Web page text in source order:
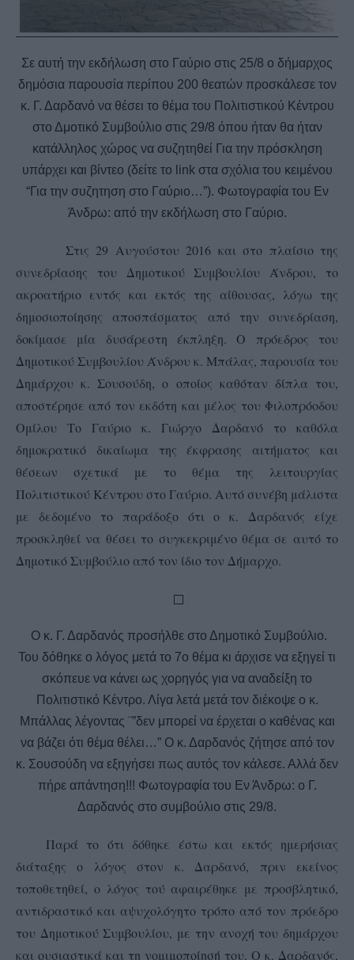
Σε αυτή την εκδήλωση στο Γαύριο στις 25/8 ο δήμαρχος
δημόσια παρουσία περίπου 200 θεατών προσκάλεσε τον
κ. Γ. Δαρδανό να θέσει το θέμα του Πολιτιστικού Κέντρου
στο Δμοτικό Συμβούλιο στις 29/8 όπου ήταν θα ήταν
κατάλληλος χώρος να συζητηθεί Για την πρόσκληση
υπάρχει και βίντεο (δείτε το link στα σχόλια του κειμένου
“Για την συζητηση στο Γαύριο…”). Φωτογραφία του Εν
Άνδρω: από την εκδήλωση στο Γαύριο.
Στις 29 Αυγούστου 2016 και στο πλαίσιο της
συνεδρίασης του Δημοτικού Συμβουλίου Άνδρου, το
ακροατήριο εντός και εκτός της αίθουσας, λόγω της
δημοσιοποίησης αποσπάσματος από την συνεδρίαση,
δοκίμασε μία δυσάρεστη έκπληξη. Ο πρόεδρος του
Δημοτικού Συμβουλίου Άνδρου κ. Μπάλας, παρουσία του
Δημάρχου κ. Σουσούδη, ο οποίος καθόταν δίπλα του,
αποστέρησε από τον εκδότη και μέλος του Φιλοπρόοδου
Ομίλου Το Γαύριο κ. Γιώργο Δαρδανό το καθόλα
δημοκρατικό δικαίωμα της έκφρασης αιτήματος και
θέσεων σχετικά με το θέμα της λειτουργίας
Πολιτιστικού Κέντρου στο Γαύριο. Αυτό συνέβη μάλιστα
με δεδομένο το παράδοξο ότι ο κ. Δαρδανός είχε
προσκληθεί να θέσει το συγκεκριμένο θέμα σε αυτό το
Δημοτικό Συμβούλιο από τον ίδιο τον Δήμαρχο.
Ο κ. Γ. Δαρδανός προσήλθε στο Δημοτικό Συμβούλιο.
Του δόθηκε ο λόγος μετά το 7ο θέμα κι άρχισε να εξηγεί τι
σκόπευε να κάνει ως χορηγός για να αναδείξη το
Πολιτιστικό Κέντρο. Λίγα λετά μετά τον διέκοψε ο κ.
Μπάλλας λέγοντας ¨”δεν μπορεί να έρχεται ο καθένας και
να βάζει ότι θέμα θέλει…” Ο κ. Δαρδανός ζήτησε από τον
κ. Σουσούδη να εξηγήσει πως αυτός τον κάλεσε. Αλλά δεν
πήρε απάντηση!!! Φωτογραφία του Εν Άνδρω: ο Γ.
Δαρδανός στο συμβούλιο στις 29/8.
Παρά το ότι δόθηκε έστω και εκτός ημερήσιας
διάταξης ο λόγος στον κ. Δαρδανό, πριν εκείνος
τοποθετηθεί, ο λόγος τού αφαιρέθηκε με προσβλητικό,
αντιδραστικό και αψυχολόγητο τρόπο από τον πρόεδρο
του Δημοτικού Συμβουλίου, με την ανοχή του δημάρχου
και ουσιαστικά και τη νομιμοποίησή του. Ο κ. Δαρδανός,